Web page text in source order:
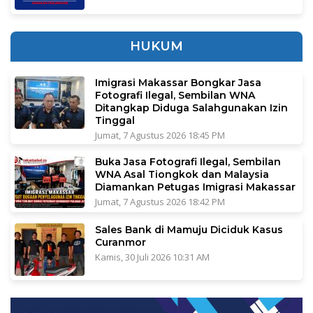
HUKUM
Imigrasi Makassar Bongkar Jasa
Fotografi Ilegal, Sembilan WNA
Ditangkap Diduga Salahgunakan Izin
Tinggal
Jumat, 7 Agustus 2026 18:45 PM
Buka Jasa Fotografi Ilegal, Sembilan
WNA Asal Tiongkok dan Malaysia
Diamankan Petugas Imigrasi Makassar
Jumat, 7 Agustus 2026 18:42 PM
Sales Bank di Mamuju Diciduk Kasus
Curanmor
Kamis, 30 Juli 2026 10:31 AM